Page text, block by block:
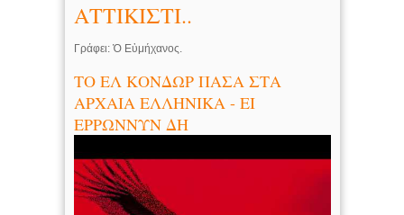
ΑΤΤΙΚΙΣΤΙ..
Γράφει: Ὁ Εὐμήχανος.
ΤΟ ΕΛ ΚΟΝΔΩΡ ΠΑΣΑ ΣΤΑ
ΑΡΧΑΙΑ ΕΛΛΗΝΙΚΑ - ΕΙ
ΕΡΡΩΝΝΥΝ ΔΗ